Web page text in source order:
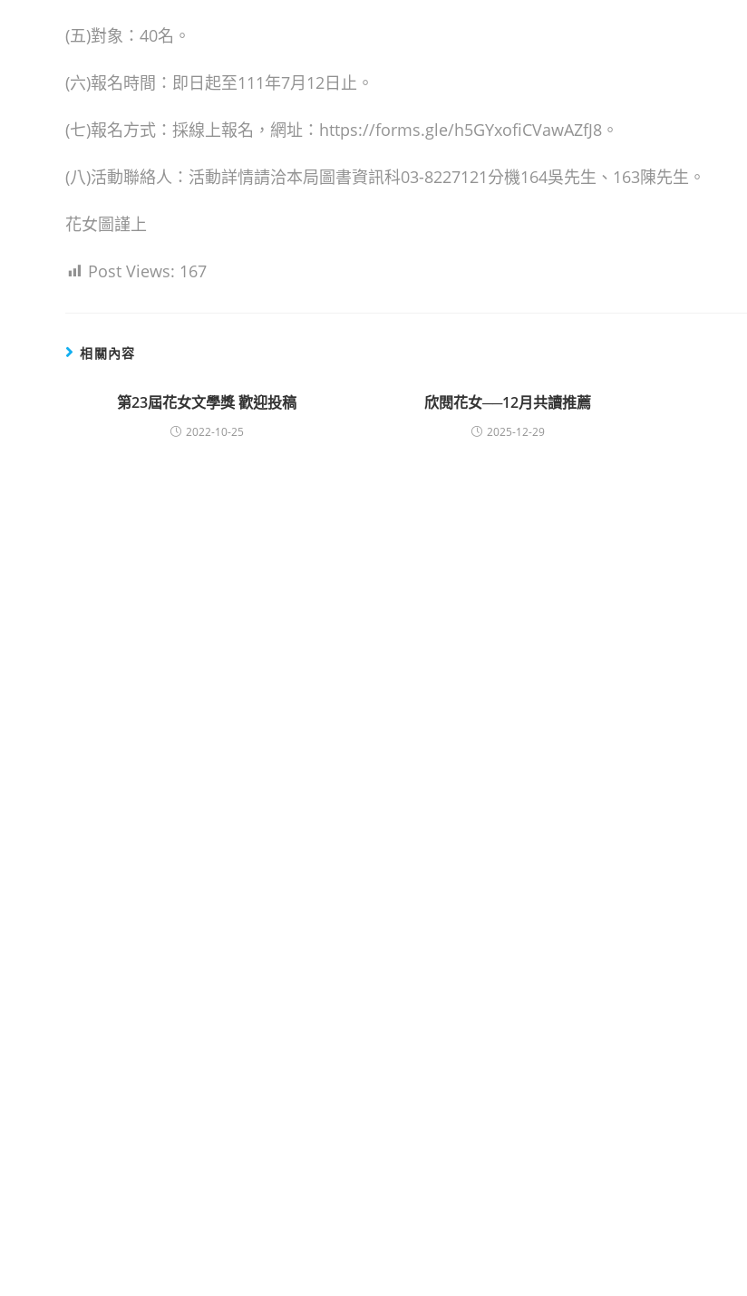
(五)對象：40名。
(六)報名時間：即日起至111年7月12日止。
(七)報名方式：採線上報名，網址：https://forms.gle/h5GYxofiCVawAZfJ8。
(八)活動聯絡人：活動詳情請洽本局圖書資訊科03-8227121分機164吳先生、163陳先生。
花女圖謹上
Post Views: 167
相關內容
第23屆花女文學獎 歡迎投稿
2022-10-25
欣閱花女──12月共讀推薦
2025-12-29